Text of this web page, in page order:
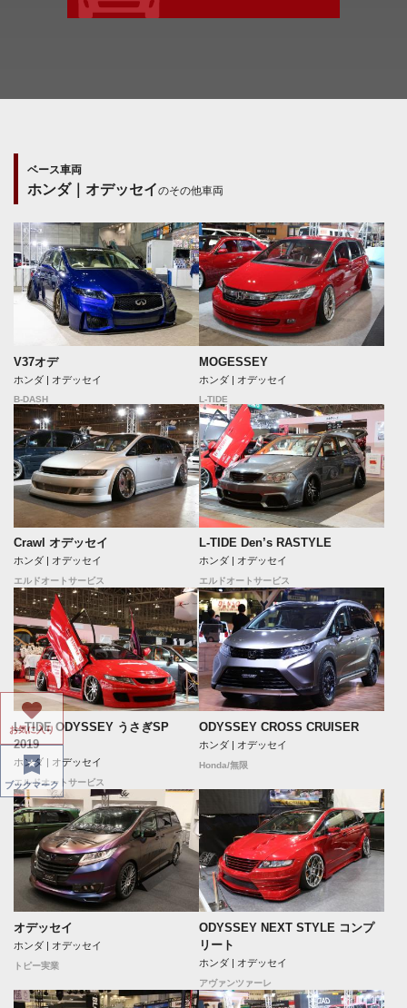
ベース車両
ホンダ｜オデッセイのその他車両
V37オデ
ホンダ | オデッセイ
B-DASH
MOGESSEY
ホンダ | オデッセイ
L-TIDE
Crawl オデッセイ
ホンダ | オデッセイ
エルドオートサービス
L-TIDE Den’s RASTYLE
ホンダ | オデッセイ
エルドオートサービス
L-TIDE ODYSSEY うさぎSP
2019
ホンダ | オデッセイ
エルドオートサービス
ODYSSEY CROSS CRUISER
ホンダ | オデッセイ
Honda/無限
オデッセイ
ホンダ | オデッセイ
トピー実業
ODYSSEY NEXT STYLE コンプ
リート
ホンダ | オデッセイ
アヴァンツァーレ
お気に入り
ブックマーク